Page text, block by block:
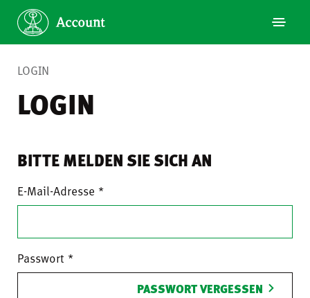
LOGIN
LOGIN
BITTE MELDEN SIE SICH AN
E-Mail-Adresse
Passwort
PASSWORT VERGESSEN